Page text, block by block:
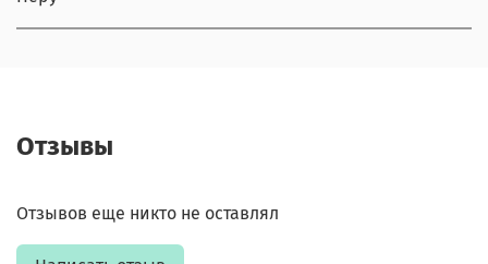
Отзывы
Отзывов еще никто не оставлял